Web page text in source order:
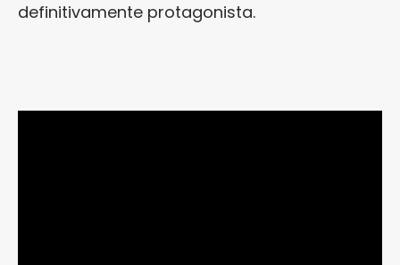
definitivamente protagonista.